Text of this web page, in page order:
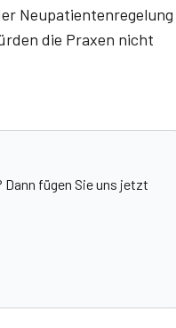
Neupatientenregelung
die Praxen nicht
fügen Sie uns jetzt